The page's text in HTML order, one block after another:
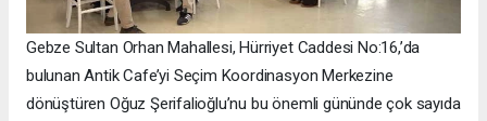
Gebze Sultan Orhan Mahallesi, Hürriyet Caddesi No:16,’da
bulunan Antik Cafe’yi Seçim Koordinasyon Merkezine
dönüştüren Oğuz Şerifalioğlu’nu bu önemli gününde çok sayıda